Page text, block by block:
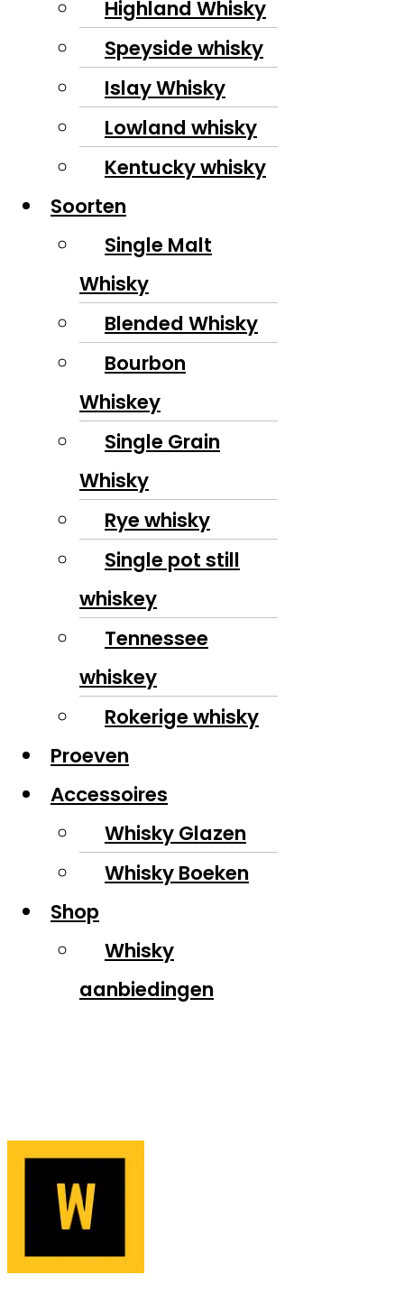
Highland Whisky
Speyside whisky
Islay Whisky
Lowland whisky
Kentucky whisky
Soorten
Single Malt
Whisky
Blended Whisky
Bourbon
Whiskey
Single Grain
Whisky
Rye whisky
Single pot still
whiskey
Tennessee
whiskey
Rokerige whisky
Proeven
Accessoires
Whisky Glazen
Whisky Boeken
Shop
Whisky
aanbiedingen